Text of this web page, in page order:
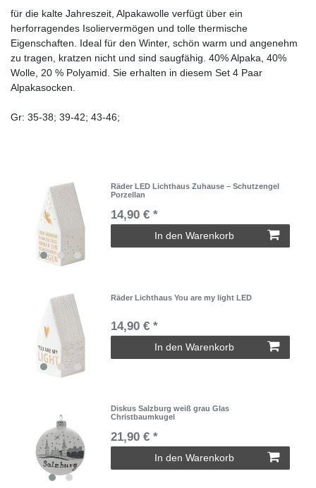
für die kalte Jahreszeit, Alpakawolle verfügt über ein
herforragendes Isoliervermögen und tolle thermische
Eigenschaften. Ideal für den Winter, schön warm und angenehm
zu tragen, kratzen nicht und sind saugfähig. 40% Alpaka, 40%
Wolle, 20 % Polyamid. Sie erhalten in diesem Set 4 Paar
Alpakasocken.
Gr: 35-38; 39-42; 43-46;
Räder LED Lichthaus Zuhause – Schutzengel
Porzellan
14,90 € *
In den Warenkorb
Räder Lichthaus You are my light LED
14,90 € *
In den Warenkorb
Diskus Salzburg weiß grau Glas
Christbaumkugel
21,90 € *
In den Warenkorb